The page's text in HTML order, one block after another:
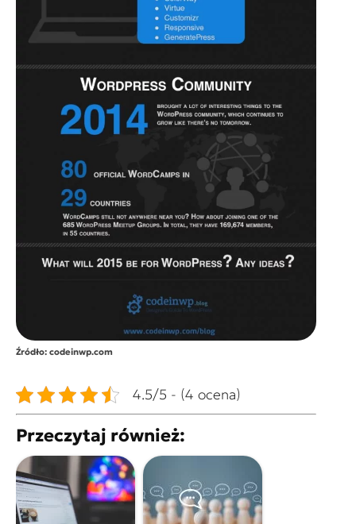
Źródło: codeinwp.com
4.5/5 - (4 ocena)
Przeczytaj również: